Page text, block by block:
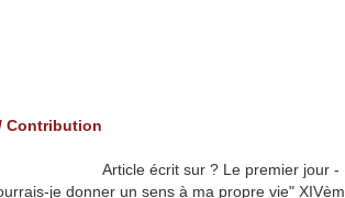
Contribution
Article écrit sur ? Le premier jour -
je donner un sens à ma propre vie"